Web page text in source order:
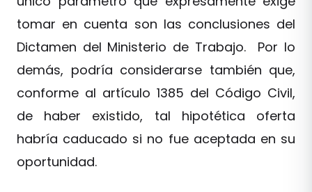
tomar en cuenta son las conclusiones del
Dictamen del Ministerio de Trabajo. Por lo
demás, podría considerarse también que,
conforme al artículo 1385 del Código Civil,
de haber existido, tal hipotética oferta
habría caducado si no fue aceptada en su
oportunidad.